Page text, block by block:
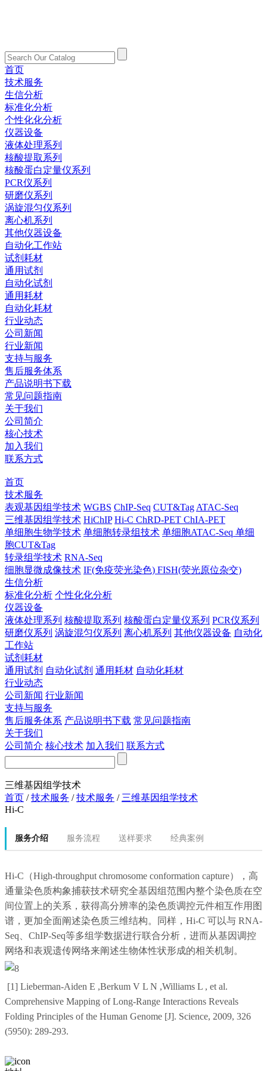
首页
技术服务
生信分析
标准化分析
个性化化分析
仪器设备
液体处理系列
核酸提取系列
核酸蛋白定量仪系列
PCR仪系列
研磨仪系列
涡旋混匀仪系列
离心机系列
其他仪器设备
自动化工作站
试剂耗材
通用试剂
自动化试剂
通用耗材
自动化耗材
行业动态
公司新闻
行业新闻
支持与服务
售后服务体系
产品说明书下载
常见问题指南
关于我们
公司简介
核心技术
加入我们
联系方式
首页
技术服务
表观基因组学技术 WGBS ChIP-Seq CUT&Tag ATAC-Seq
三维基因组学技术 HiChIP Hi-C ChRD-PET ChIA-PET
单细胞生物学技术 单细胞转录组技术 单细胞ATAC-Seq 单细
胞CUT&Tag
转录组学技术 RNA-Seq
细胞显微成像技术 IF(免疫荧光染色) FISH(荧光原位杂交)
生信分析
标准化分析 个性化化分析
仪器设备
液体处理系列 核酸提取系列 核酸蛋白定量仪系列 PCR仪系列
研磨仪系列 涡旋混匀仪系列 离心机系列 其他仪器设备 自动化
工作站
试剂耗材
通用试剂 自动化试剂 通用耗材 自动化耗材
行业动态
公司新闻 行业新闻
支持与服务
售后服务体系 产品说明书下载 常见问题指南
关于我们
公司简介 核心技术 加入我们 联系方式
三维基因组学技术
首页 /技术服务 /技术服务 / 三维基因组学技术
Hi-C
服务介绍 服务流程 送样要求 经典案例
Hi-C（High-throughput chromosome conformation capture），高
通量染色质构象捕获技术研究全基因组范围内整个染色质在空
间位置上的关系，获得高分辨率的染色质调控元件相互作用图
谱，更加全面阐述染色质三维结构。同样，Hi-C 可以与 RNA-
Seq、ChIP-Seq等多组学数据进行联合分析，进而从基因调控
网络和表观遗传网络来阐述生物体性状形成的相关机制。
[1] Lieberman-Aiden E ,Berkum V L N ,Williams L , et al.
Comprehensive Mapping of Long-Range Interactions Reveals
Folding Principles of the Human Genome [J]. Science, 2009, 326
(5950): 289-293.